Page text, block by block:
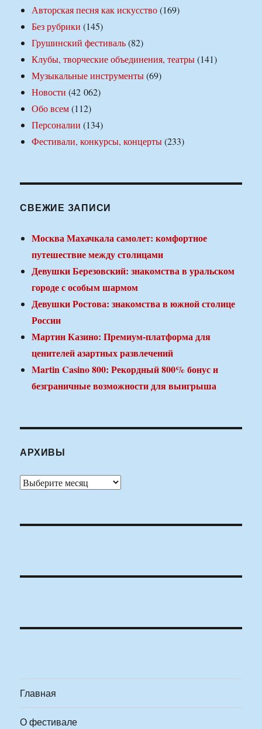
Авторская песня как искусство(169)
Без рубрики (145)
Грушинский фестиваль(82)
Клубы, творческие объединения, театры(141)
Музыкальные инструменты(69)
Новости (42 062)
Обо всем(112)
Персоналии (134)
Фестивали, конкурсы, концерты(233)
СВЕЖИЕ ЗАПИСИ
Москва Махачкала самолет: комфортное
путешествие между столицами
Девушки Березовский: знакомства в уральском
городе с особым шармом
Девушки Ростова: знакомства в южной столице
России
Мартин Казино: Премиум-платформа для
ценителей азартных развлечений
Martin Casino 800: Рекордный 800% бонус и
безграничные возможности для выигрыша
АРХИВЫ
Архивы
Главная
О фестивале